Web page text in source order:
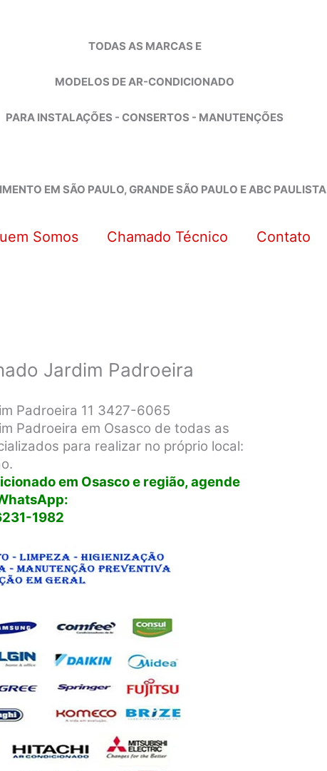
TODAS AS MARCAS E
MODELOS DE AR-CONDICIONADO
PARA INSTALAÇÕES - CONSERTOS - MANUTENÇÕES
EM SÃO PAULO, GRANDE SÃO PAULO E ABC PAULISTA
Somos Chamado Técnico Contato
Jardim Padroeira
Padroeira 11 3427-6065
Padroeira em Osasco de todas as
para realizar no próprio local:
em Osasco e região, agende
1982